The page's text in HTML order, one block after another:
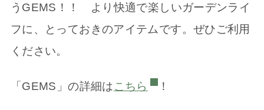
うGEMS！！ より快適で楽しいガーデンライ
フに、とっておきのアイテムです。ぜひご利用
ください。
「GEMS」の詳細はこちら ！